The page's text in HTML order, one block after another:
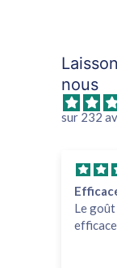
nous
sur 232
Le